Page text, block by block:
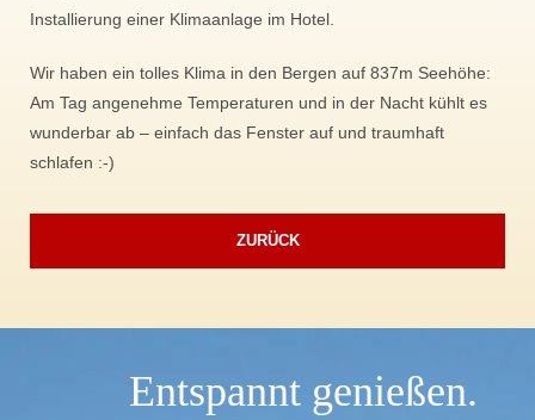
Installierung einer Klimaanlage im Hotel.
Wir haben ein tolles Klima in den Bergen auf 837m Seehöhe:
Am Tag angenehme Temperaturen und in der Nacht kühlt es
wunderbar ab – einfach das Fenster auf und traumhaft
schlafen :-)
ZURÜCK
Entspannt genießen.